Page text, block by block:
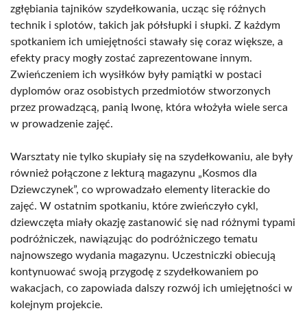
zgłębiania tajników szydełkowania, ucząc się różnych
technik i splotów, takich jak półsłupki i słupki. Z każdym
spotkaniem ich umiejętności stawały się coraz większe, a
efekty pracy mogły zostać zaprezentowane innym.
Zwieńczeniem ich wysiłków były pamiątki w postaci
dyplomów oraz osobistych przedmiotów stworzonych
przez prowadzącą, panią Iwonę, która włożyła wiele serca
w prowadzenie zajęć.
Warsztaty nie tylko skupiały się na szydełkowaniu, ale były
również połączone z lekturą magazynu „Kosmos dla
Dziewczynek”, co wprowadzało elementy literackie do
zajęć. W ostatnim spotkaniu, które zwieńczyło cykl,
dziewczęta miały okazję zastanowić się nad różnymi typami
podróżniczek, nawiązując do podróżniczego tematu
najnowszego wydania magazynu. Uczestniczki obiecują
kontynuować swoją przygodę z szydełkowaniem po
wakacjach, co zapowiada dalszy rozwój ich umiejętności w
kolejnym projekcie.